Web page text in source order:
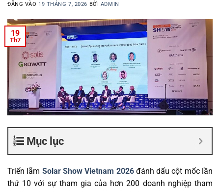
ĐĂNG VÀO 19 THÁNG 7, 2026 BỞI ADMIN
19
Th7
Mục lục
Triển lãm Solar Show Vietnam 2026đánh dấu cột mốc lần
thứ 10 với sự tham gia của hơn 200 doanh nghiệp tham